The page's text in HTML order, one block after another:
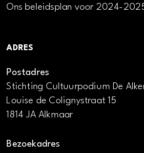
Ons beleidsplan voor 2024-
ADRES
Postadres
Stichting Cultuurpodium De
Louise de Colignystraat 15
1814 JA Alkmaar
Bezoekadres